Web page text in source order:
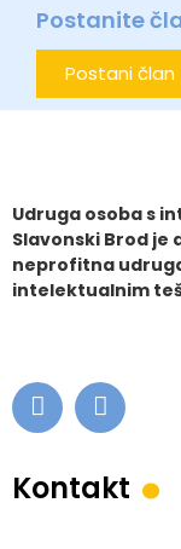
Postanite
Postani član
Udruga osoba s
Slavonski Brod
neprofitna
intelektualnim
Kontakt .